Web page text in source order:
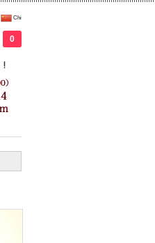
Chi
0